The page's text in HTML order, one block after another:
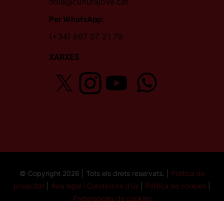
Per WhatsApp:
(+34) 667 07 21 79
XARXES
© Copyright 2026 | Tots els drets reservats. | Política de
privacitat
Avís legal i Condicions d'ús Política de cookies
Preferencies de cookies